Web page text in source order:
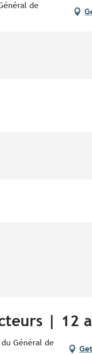
de
| 12
Général de